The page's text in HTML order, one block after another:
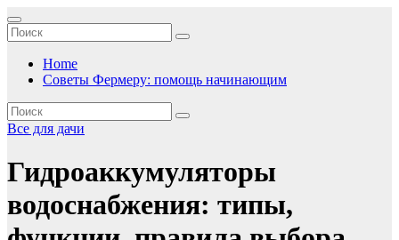
Перейти
к
содержимому
Home
Советы Фермеру: помощь начинающим
Все для дачи
Гидроаккумуляторы
водоснабжения: типы,